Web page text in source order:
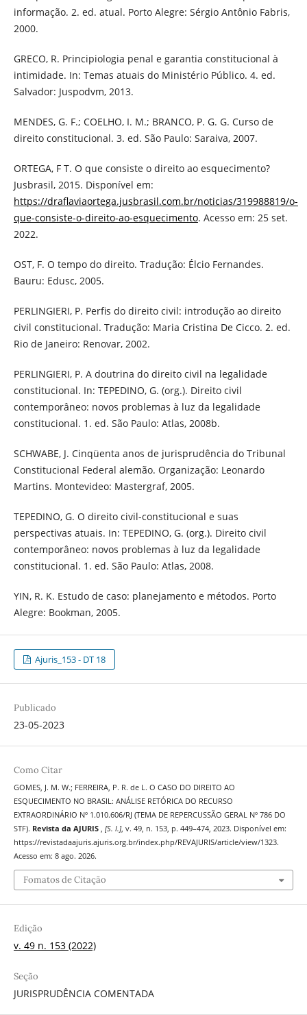
informação. 2. ed. atual. Porto Alegre: Sérgio Antônio Fabris,
2000.
GRECO, R. Principiologia penal e garantia constitucional à
intimidade. In: Temas atuais do Ministério Público. 4. ed.
Salvador: Juspodvm, 2013.
MENDES, G. F.; COELHO, I. M.; BRANCO, P. G. G. Curso de
direito constitucional. 3. ed. São Paulo: Saraiva, 2007.
ORTEGA, F T. O que consiste o direito ao esquecimento?
Jusbrasil, 2015. Disponível em:
https://draflaviaortega.jusbrasil.com.br/noticias/319988819/o-
que-consiste-o-direito-ao-esquecimento. Acesso em: 25 set.
2022.
OST, F. O tempo do direito. Tradução: Élcio Fernandes.
Bauru: Edusc, 2005.
PERLINGIERI, P. Perfis do direito civil: introdução ao direito
civil constitucional. Tradução: Maria Cristina De Cicco. 2. ed.
Rio de Janeiro: Renovar, 2002.
PERLINGIERI, P. A doutrina do direito civil na legalidade
constitucional. In: TEPEDINO, G. (org.). Direito civil
contemporâneo: novos problemas à luz da legalidade
constitucional. 1. ed. São Paulo: Atlas, 2008b.
SCHWABE, J. Cinqüenta anos de jurisprudência do Tribunal
Constitucional Federal alemão. Organização: Leonardo
Martins. Montevideo: Mastergraf, 2005.
TEPEDINO, G. O direito civil-constitucional e suas
perspectivas atuais. In: TEPEDINO, G. (org.). Direito civil
contemporâneo: novos problemas à luz da legalidade
constitucional. 1. ed. São Paulo: Atlas, 2008.
YIN, R. K. Estudo de caso: planejamento e métodos. Porto
Alegre: Bookman, 2005.
Ajuris_153 - DT 18
Publicado
23-05-2023
Como Citar
GOMES, J. M. W.; FERREIRA, P. R. de L. O CASO DO DIREITO AO
ESQUECIMENTO NO BRASIL: ANÁLISE RETÓRICA DO RECURSO
EXTRAORDINÁRIO Nº 1.010.606/RJ (TEMA DE REPERCUSSÃO GERAL Nº 786 DO
STF). Revista da AJURIS , [S. l.], v. 49, n. 153, p. 449–474, 2023. Disponível em:
https://revistadaajuris.ajuris.org.br/index.php/REVAJURIS/article/view/1323.
Acesso em: 8 ago. 2026.
Fomatos de Citação
Edição
v. 49 n. 153 (2022)
Seção
JURISPRUDÊNCIA COMENTADA